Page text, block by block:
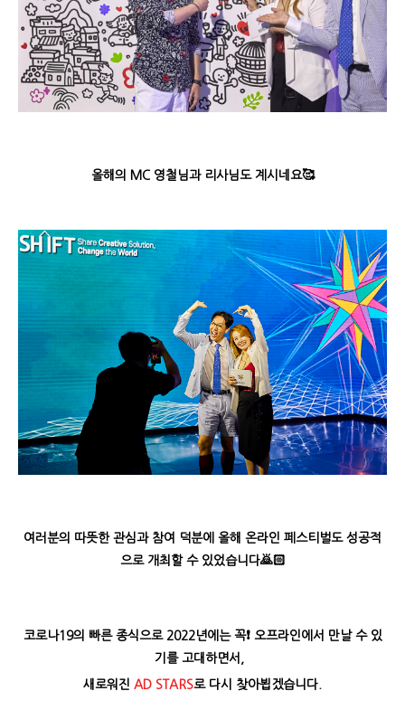
올해의 MC 영철님과 리사님도 계시네요🥰
여러분의 따뜻한 관심과 참여 덕분에 올해 온라인 페스티벌도 성공적
으로 개최할 수 있었습니다🙇🏻
코로나19의 빠른 종식으로 2022년에는 꼭❗ 오프라인에서 만날 수 있
기를 고대하면서,
새로워진 AD STARS로 다시 찾아뵙겠습니다.